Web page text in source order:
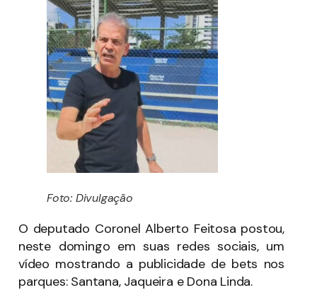
Foto: Divulgação
O deputado Coronel Alberto Feitosa postou,
neste domingo em suas redes sociais, um
vídeo mostrando a publicidade de bets nos
parques: Santana, Jaqueira e Dona Linda.